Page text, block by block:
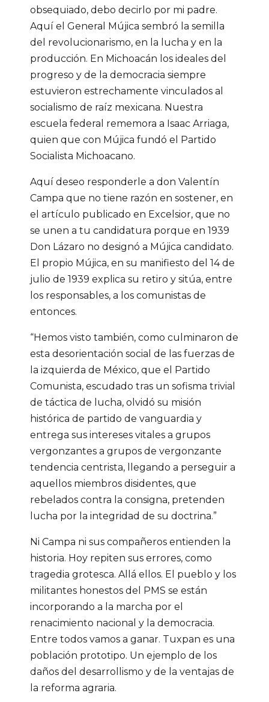
obsequiado, debo decirlo por mi padre.
Aquí el General Mújica sembró la semilla
del revolucionarismo, en la lucha y en la
producción. En Michoacán los ideales del
progreso y de la democracia siempre
estuvieron estrechamente vinculados al
socialismo de raíz mexicana. Nuestra
escuela federal rememora a Isaac Arriaga,
quien que con Mújica fundó el Partido
Socialista Michoacano.
Aquí deseo responderle a don Valentín
Campa que no tiene razón en sostener, en
el artículo publicado en Excelsior, que no
se unen a tu candidatura porque en 1939
Don Lázaro no designó a Mújica candidato.
El propio Mújica, en su manifiesto del 14 de
julio de 1939 explica su retiro y sitúa, entre
los responsables, a los comunistas de
entonces.
“Hemos visto también, como culminaron de
esta desorientación social de las fuerzas de
la izquierda de México, que el Partido
Comunista, escudado tras un sofisma trivial
de táctica de lucha, olvidó su misión
histórica de partido de vanguardia y
entrega sus intereses vitales a grupos
vergonzantes a grupos de vergonzante
tendencia centrista, llegando a perseguir a
aquellos miembros disidentes, que
rebelados contra la consigna, pretenden
lucha por la integridad de su doctrina.”
Ni Campa ni sus compañeros entienden la
historia. Hoy repiten sus errores, como
tragedia grotesca. Allá ellos. El pueblo y los
militantes honestos del PMS se están
incorporando a la marcha por el
renacimiento nacional y la democracia.
Entre todos vamos a ganar. Tuxpan es una
población prototipo. Un ejemplo de los
daños del desarrollismo y de la ventajas de
la reforma agraria.